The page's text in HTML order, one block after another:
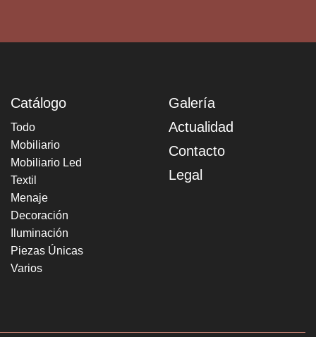
Catálogo
Todo
Mobiliario
Mobiliario Led
Textil
Menaje
Decoración
Iluminación
Piezas Únicas
Varios
Galería
Actualidad
Contacto
Legal